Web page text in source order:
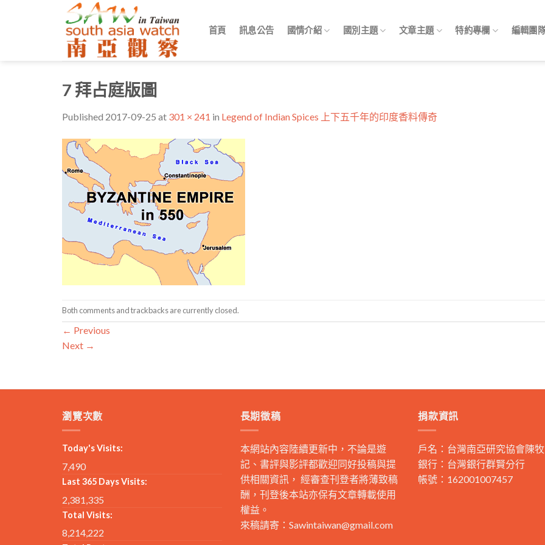
首頁 訊息公告 國情介紹 國別主題 文章主題 特約專欄 編輯團
7 拜占庭版圖
Published 2017-09-25 at 301 × 241 in Legend of Indian Spices 上下五千年的印度香料傳奇
Both comments and trackbacks are currently closed.
← Previous
Next →
瀏覽次數
Today's Visits:
7,490
Last 365 Days Visits:
2,381,335
Total Visits:
8,214,222
長期徵稿
本網站內容陸續更新中，不論是遊
記、書評與影評都歡迎同好投稿與提
供相關資訊， 經審查刊登者將薄致稿
酬，刊登後本站亦保有文章轉載使用
權益。
來稿請寄： Sawintaiwan@gmail.com
捐款資訊
戶名：台灣南亞研究協會陳
銀行：台灣銀行群賢分行
帳號：162001007457